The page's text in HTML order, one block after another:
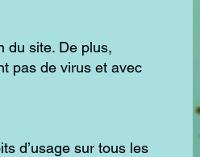
du site. De plus,
pas de virus et avec
d’usage sur tous les